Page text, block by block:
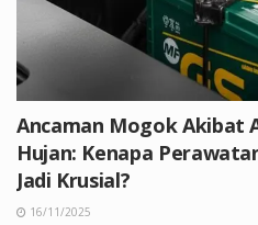
Ancaman Mogok Akibat
Hujan: Kenapa
Jadi Krusial?
16/11/2025